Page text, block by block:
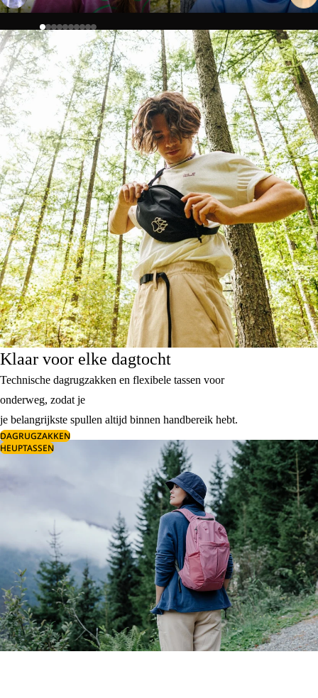
Klaar voor elke dagtocht
Technische dagrugzakken en flexibele tassen voor
onderweg, zodat je
je belangrijkste spullen altijd binnen handbereik hebt.
DAGRUGZAKKEN
HEUPTASSEN